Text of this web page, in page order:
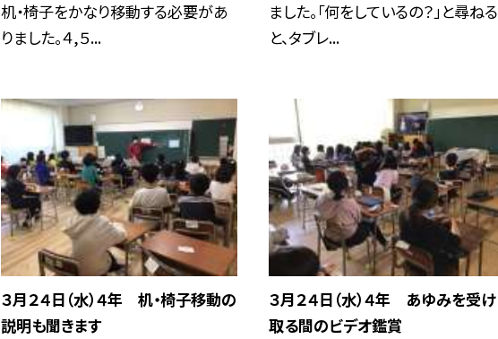
机・椅子をかなり移動する必要があ
りました。４,５...
ました。「何をしているの？」と尋ねる
と、タブレ...
３月２４日（水）４年 机・椅子移動の
説明も聞きます
３月２４日（水）４年 あゆみを受け
取る間のビデオ鑑賞